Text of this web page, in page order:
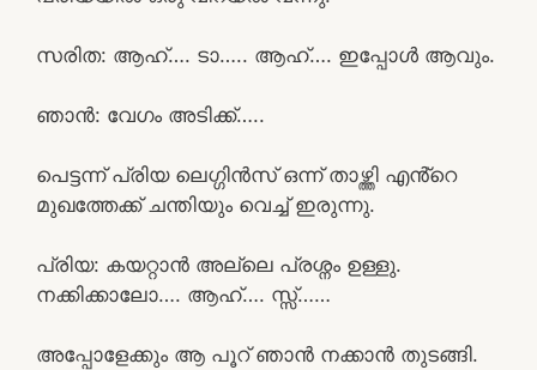
സരിത: ആഹ്…. ടാ….. ആഹ്…. ഇപ്പോൾ ആവും.
ഞാൻ: വേഗം അടിക്ക്…..
പെട്ടന്ന് പ്രിയ ലെഗ്ഗിൻസ് ഒന്ന് താഴ്ത്തി എൻ്റെ
മുഖത്തേക്ക് ചന്തിയും വെച്ച് ഇരുന്നു.
പ്രിയ: കയറ്റാൻ അല്ലെ പ്രശ്നം ഉള്ളു.
നക്കിക്കാലോ…. ആഹ്…. സ്സ്‌……
അപ്പോളേക്കും ആ പൂറ് ഞാൻ നക്കാൻ തുടങ്ങി.